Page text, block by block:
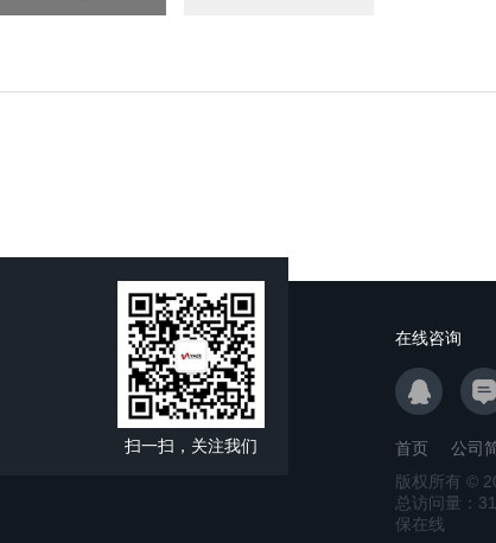
扫一扫，关注我们
在线咨询
首页 公司
版权所有 ©
总访问量：
保在线